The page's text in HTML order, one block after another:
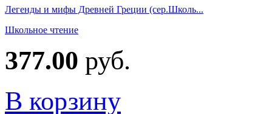
Легенды и мифы Древней Греции (сер.Школь...
Школьное чтение
377.00 руб.
В корзину